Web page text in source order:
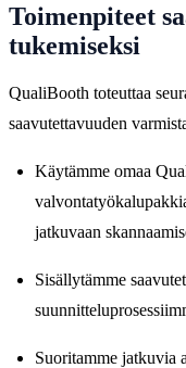
Toimenpiteet
tukemiseksi
QualiBooth toteuttaa
saavutettavuuden
Käytämme omaa
jatkuvaan
Sisällytämme
Suoritamme